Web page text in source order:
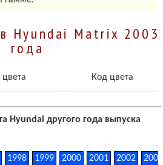
Hyundai Matrix 2003
года
Код цвета
Hyundai другого года выпуска
1998 1999 2000 2001 2002
200